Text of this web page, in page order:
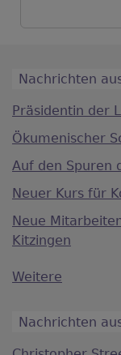
Nachrichten
Präsidentin der
Ökumenischer
Auf den Spuren
Neuer Kurs für
Neue
Kitzingen
Weitere
Nachrichten